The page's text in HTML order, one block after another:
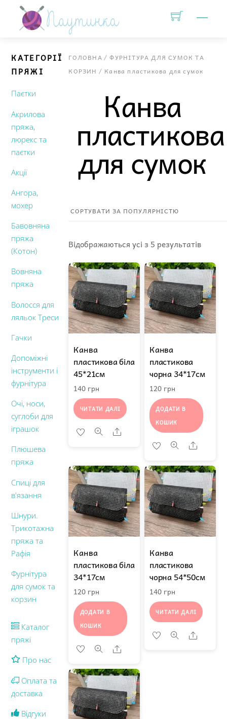
content
ГОЛОВНА/ФУРНІТУРА ДЛЯ СУМОК ТА
КОРЗИН / Канва пластикова для сумок
Канва
пластикова
для сумок
Відображаються усі з 5 результатівSorted
Канва
пластикова біла
45*21см
140 грн
ЧИТАТИ ДАЛІ
Share
Канва
пластикова
чорна 34*17см
120 грн
ДОДАТИ В
КОШИК
Share
Канва
пластикова біла
34*17см
120 грн
ДОДАТИ В
КОШИК
Share
Канва
пластикова
чорна 54*50см
140 грн
ЧИТАТИ ДАЛІ
Share
КАТЕГОРІЇ
ПРЯЖІ
Паєтки
Акрилова
пряжа,
люрекс та
паєтки
Акції
Ангора,
мохер
Бавовняна
пряжа
(Котон)
Вовняна
пряжа
Волосся для
ляльок Треси
Гачки
Допоміжні
інструменти і
фурнітура
Очі, носи,
суглоби для
іграшок
Плюшева
пряжа
Спиці для
в'язання
Шнури.
Трикотажна
пряжа та
Рафія
Фурнітура
для сумок та
корзин
Каталог
пряжі
Про нас
Оплата та
доставка
Відгуки